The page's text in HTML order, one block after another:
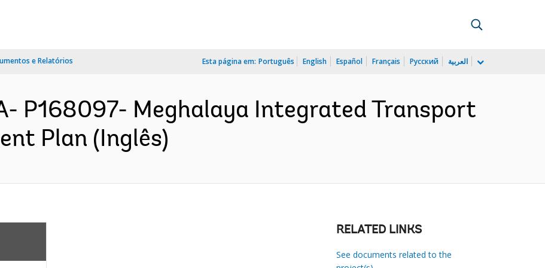
e Relatórios Esta página em: Português English Español Français Русский العربية
P168097- Meghalaya Integrated Transport
Plan (Inglês)
RELATED LINKS
See documents related to the